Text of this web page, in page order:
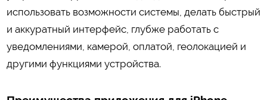
использовать возможности системы, делать быстрый
и аккуратный интерфейс, глубже работать с
уведомлениями, камерой, оплатой, геолокацией и
другими функциями устройства.